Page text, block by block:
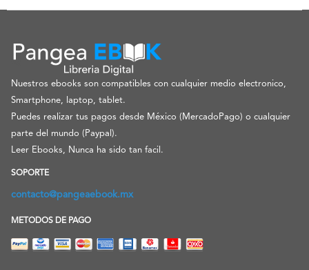
Nuestros ebooks son compatibles con cualquier medio electronico,
Smartphone, laptop, tablet.
Puedes realizar tus pagos desde México (MercadoPago) o cualquier
parte del mundo (Paypal).
Leer Ebooks, Nunca ha sido tan facil.
SOPORTE
contacto@pangeaebook.mx
METODOS DE PAGO